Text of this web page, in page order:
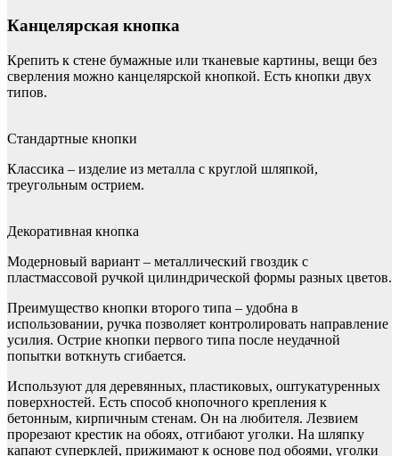
Канцелярская кнопка
Крепить к стене бумажные или тканевые картины, вещи без
сверления можно канцелярской кнопкой. Есть кнопки двух
типов.
Стандартные кнопки
Классика – изделие из металла с круглой шляпкой,
треугольным острием.
Декоративная кнопка
Модерновый вариант – металлический гвоздик с
пластмассовой ручкой цилиндрической формы разных цветов.
Преимущество кнопки второго типа – удобна в
использовании, ручка позволяет контролировать направление
усилия. Острие кнопки первого типа после неудачной
попытки воткнуть сгибается.
Используют для деревянных, пластиковых, оштукатуренных
поверхностей. Есть способ кнопочного крепления к
бетонным, кирпичным стенам. Он на любителя. Лезвием
прорезают крестик на обоях, отгибают уголки. На шляпку
капают суперклей, прижимают к основе под обоями, уголки